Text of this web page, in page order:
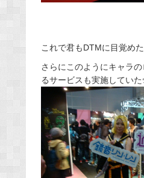
これで君もDTMに目覚め
さらにこのようにキャラ
るサービスも実施してい